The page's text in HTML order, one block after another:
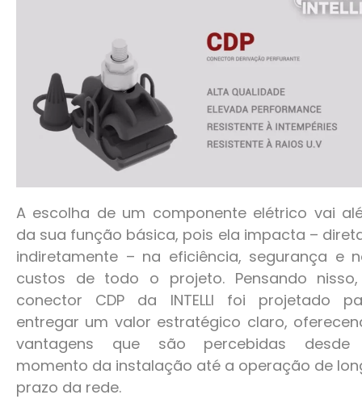
A escolha de um componente elétrico vai
da sua função básica, pois ela impacta –
indiretamente – na eficiência, segurança e
custos de todo o projeto. Pensando
conector CDP da INTELLI foi projetado
entregar um valor estratégico claro,
vantagens que são percebidas
momento da instalação até a operação de
prazo da rede.